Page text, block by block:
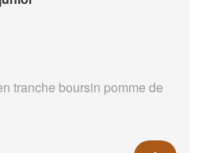
tranche boursin pomme de